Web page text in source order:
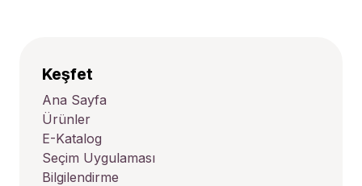
Keşfet
Ana Sayfa
Ürünler
E-Katalog
Seçim Uygulaması
Bilgilendirme